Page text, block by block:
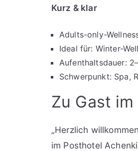
Kurz & klar
Adults-only-
Ideal für: Winter-
Aufenthaltsdauer:
Schwerpunkt: Spa,
Zu Gast
„Herzlich
im Posthotel